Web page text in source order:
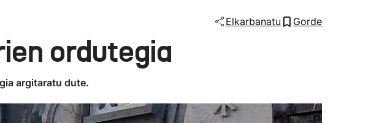
Elkarbanatu Gorde
ordutegia
argitaratu dute.